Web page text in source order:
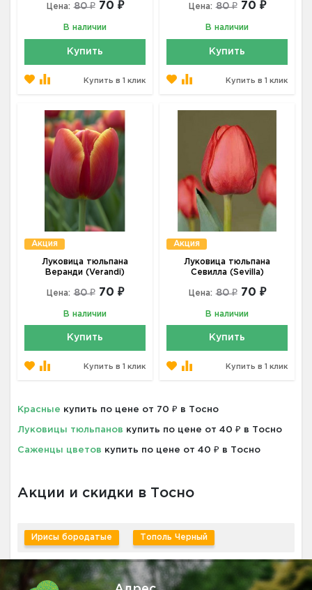
Цена: 80 ₽ 70 ₽
В наличии
Купить
Купить в 1 клик
Цена: 80 ₽ 70 ₽
В наличии
Купить
Купить в 1 клик
Акция
Луковица тюльпана
Веранди (Verandi)
Цена: 80 ₽ 70 ₽
В наличии
Купить
Купить в 1 клик
Акция
Луковица тюльпана
Севилла (Sevilla)
Цена: 80 ₽ 70 ₽
В наличии
Купить
Купить в 1 клик
Красные купить по цене от 70 ₽ в Тосно
Луковицы тюльпанов купить по цене от 40 ₽ в Тосно
Саженцы цветов купить по цене от 40 ₽ в Тосно
Акции и скидки в Тосно
Ирисы бородатые Тополь Черный